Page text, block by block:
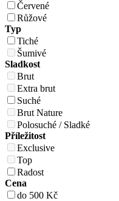
Červené
Růžové
Typ
Tiché
Šumivé
Sladkost
Brut
Extra brut
Suché
Brut Nature
Polosuché / Sladké
Příležitost
Exclusive
Top
Radost
Cena
do 500 Kč